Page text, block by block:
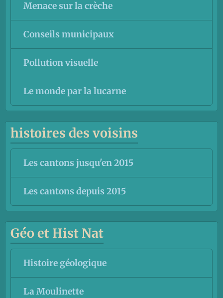
Menace sur la crèche
Conseils municipaux
Pollution visuelle
Le monde par la lucarne
histoires des voisins
Les cantons jusqu'en 2015
Les cantons depuis 2015
Géo et Hist Nat
Histoire géologique
La Moulinette